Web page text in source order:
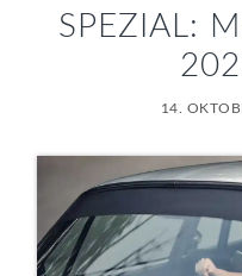
SPEZIAL:
14.